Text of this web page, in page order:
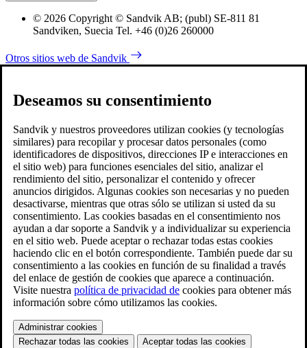
© 2026 Copyright © Sandvik AB; (publ) SE-811 81
Sandviken, Suecia Tel. +46 (0)26 260000
Otros sitios web de Sandvik
Deseamos su consentimiento
Sandvik y nuestros proveedores utilizan cookies (y tecnologías
similares) para recopilar y procesar datos personales (como
identificadores de dispositivos, direcciones IP e interacciones en
el sitio web) para funciones esenciales del sitio, analizar el
rendimiento del sitio, personalizar el contenido y ofrecer
anuncios dirigidos. Algunas cookies son necesarias y no pueden
desactivarse, mientras que otras sólo se utilizan si usted da su
consentimiento. Las cookies basadas en el consentimiento nos
ayudan a dar soporte a Sandvik y a individualizar su experiencia
en el sitio web. Puede aceptar o rechazar todas estas cookies
haciendo clic en el botón correspondiente. También puede dar su
consentimiento a las cookies en función de su finalidad a través
del enlace de gestión de cookies que aparece a continuación.
Visite nuestra política de privacidad de cookies para obtener más
información sobre cómo utilizamos las cookies.
Administrar cookies
Rechazar todas las cookies
Aceptar todas las cookies